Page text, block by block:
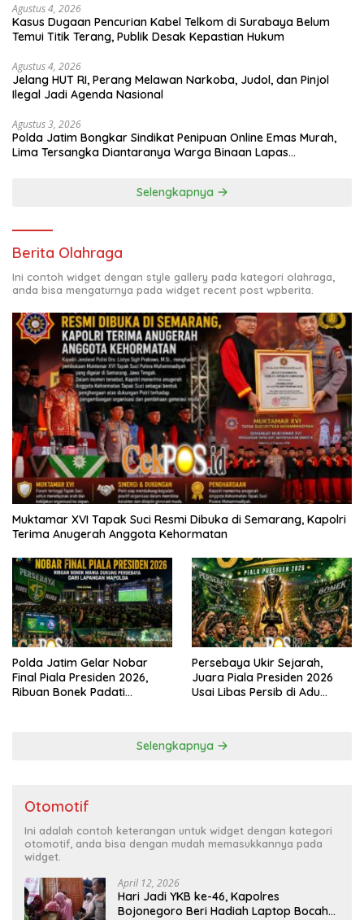
Agustus 4, 2026
Kasus Dugaan Pencurian Kabel Telkom di Surabaya Belum
Temui Titik Terang, Publik Desak Kepastian Hukum
Agustus 4, 2026
Jelang HUT RI, Perang Melawan Narkoba, Judol, dan Pinjol
Ilegal Jadi Agenda Nasional
Agustus 3, 2026
Polda Jatim Bongkar Sindikat Penipuan Online Emas Murah,
Lima Tersangka Diantaranya Warga Binaan Lapas
Selengkapnya
Berita Olahraga
Ini contoh widget dengan style gallery pada kategori olahraga,
anda bisa mengaturnya pada widget recent post wpberita.
Muktamar XVI Tapak Suci Resmi Dibuka di Semarang, Kapolri
Terima Anugerah Anggota Kehormatan
Polda Jatim Gelar Nobar
Final Piala Presiden 2026,
Ribuan Bonek Padati
Persebaya Ukir Sejarah,
Juara Piala Presiden 2026
Usai Libas Persib di Adu
Selengkapnya
Otomotif
Ini adalah contoh keterangan untuk widget dengan kategori
otomotif, anda bisa dengan mudah memasukkannya pada
widget.
April 12, 2026
Hari Jadi YKB ke-46, Kapolres
Bojonegoro Beri Hadiah Laptop Bocah